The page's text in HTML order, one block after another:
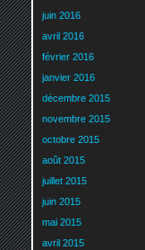
juin 2016
avril 2016
février 2016
janvier 2016
décembre 2015
novembre 2015
octobre 2015
août 2015
juillet 2015
juin 2015
mai 2015
avril 2015